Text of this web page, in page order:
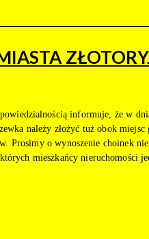
informuje, że w
należy złożyć tuż obok
Prosimy o wynoszenie choinek
mieszkańcy nieruchomości